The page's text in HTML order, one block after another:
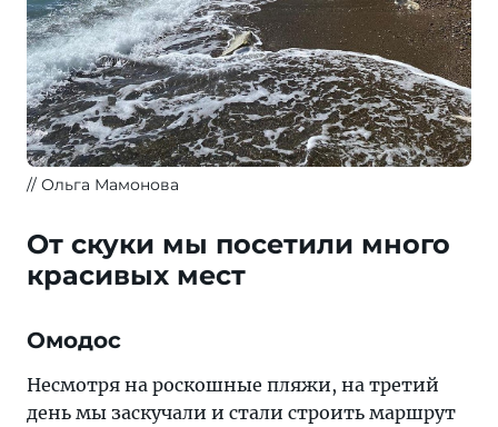
Ольга Мамонова
От скуки мы посетили много
красивых мест
Омодос
Несмотря на роскошные пляжи, на третий
день мы заскучали и стали строить маршрут